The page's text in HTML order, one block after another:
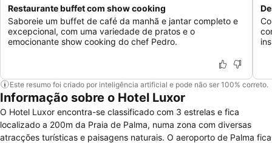
Restaurante buffet com show cooking
Saboreie um buffet de café da manhã e jantar completo e
excepcional, com uma variedade de pratos e o
emocionante show cooking do chef Pedro.
Este resumo foi criado por inteligência artificial e pode não ser 100% correto.
Informação sobre o Hotel Luxor
O Hotel Luxor encontra-se classificado com 3 estrelas e fica
localizado a 200m da Praia de Palma, numa zona com diversas
atracções turísticas e paisagens naturais. O aeroporto de Palma fica